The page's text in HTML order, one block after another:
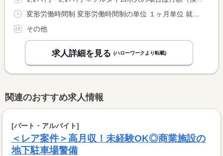
その他
求人詳細を見る (ハローワークより転載)
関連のおすすめ求人情報
[パート・アルバイト]
＜レア案件＞高月収！未経験OK◎商業施設の
地下駐車場警備